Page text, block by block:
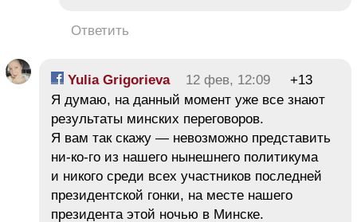
Ответить
Yulia Grigorieva 12 фев, 12:09
+13
Я думаю, на данный момент уже все знают
результаты минских переговоров.
Я вам так скажу — невозможно представить
ни-ко-го из нашего нынешнего политикума
и никого среди всех участников последней
президентской гонки, на месте нашего
президента этой ночью в Минске.